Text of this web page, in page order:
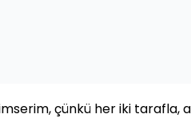
çünkü her iki tarafla,